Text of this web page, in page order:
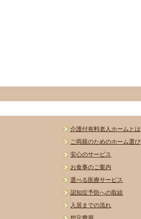
介護付有料老人ホームとは
ご両親のためのホーム選び
安心のサービス
お食事のご案内
選べる医療サービス
認知症予防への取組
入居までの流れ